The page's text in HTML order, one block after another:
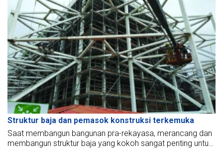
Struktur baja dan pemasok konstruksi terkemuka
Saat membangun bangunan pra-rekayasa, merancang dan
membangun struktur baja yang kokoh sangat penting untuk